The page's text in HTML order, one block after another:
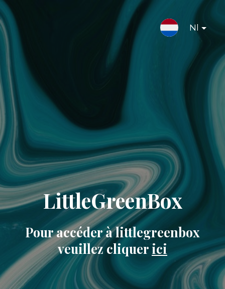
Nl
LittleGreenBox
Pour accéder à littlegreenbox
veuillez cliquer ici